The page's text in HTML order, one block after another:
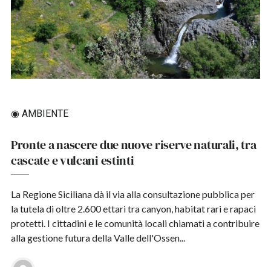
◉ AMBIENTE
Pronte a nascere due nuove riserve naturali, tra
cascate e vulcani estinti
La Regione Siciliana dà il via alla consultazione pubblica per
la tutela di oltre 2.600 ettari tra canyon, habitat rari e rapaci
protetti. I cittadini e le comunità locali chiamati a contribuire
alla gestione futura della Valle dell'Ossen...